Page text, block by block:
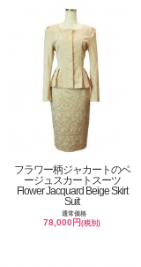
フラワー柄ジャカートのベ
ージュスカートスーツ
Flower Jacquard Beige Skirt
Suit
通常価格
78,000円(税別)